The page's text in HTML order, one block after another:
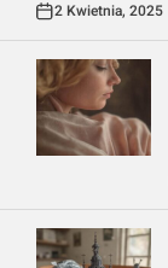
2 Kwietnia, 2025